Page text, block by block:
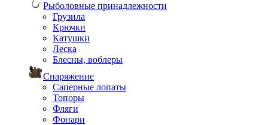
Рыболовные принадлежности
Грузила
Крючки
Катушки
Леска
Блесны, воблеры
Снаряжение
Саперные лопаты
Топоры
Фляги
Фонари